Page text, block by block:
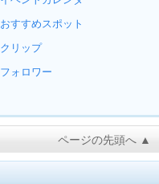
おすすめスポット
クリップ
フォロワー
ページの先頭へ ▲